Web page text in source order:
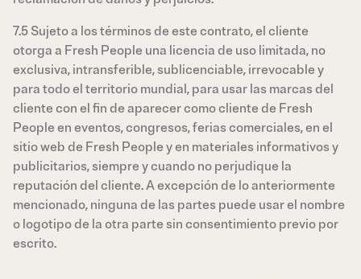
7.5 Sujeto a los términos de este contrato, el cliente
otorga a Fresh People una licencia de uso limitada, no
exclusiva, intransferible, sublicenciable, irrevocable y
para todo el territorio mundial, para usar las marcas del
cliente con el fin de aparecer como cliente de Fresh
People en eventos, congresos, ferias comerciales, en el
sitio web de Fresh People y en materiales informativos y
publicitarios, siempre y cuando no perjudique la
reputación del cliente. A excepción de lo anteriormente
mencionado, ninguna de las partes puede usar el nombre
o logotipo de la otra parte sin consentimiento previo por
escrito.